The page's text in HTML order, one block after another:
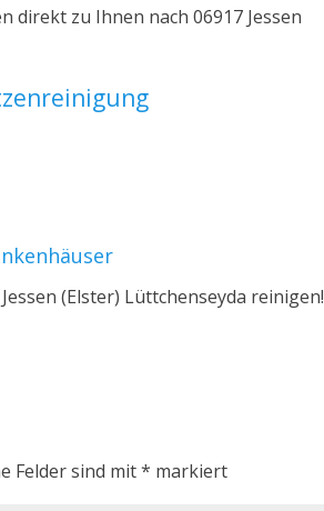
zu Ihnen nach 06917 Jessen
(Elster) Lüttchenseyda reinigen!
Felder sind mit* markiert